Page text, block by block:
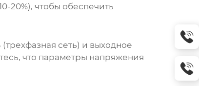
20%), чтобы обеспечить
сеть) и выходное
что параметры напряжения